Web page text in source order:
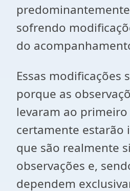
sofrendo
do
Essas modificações
porque as
levaram ao
certamente estarão
que são realmente
observações e,
dependem